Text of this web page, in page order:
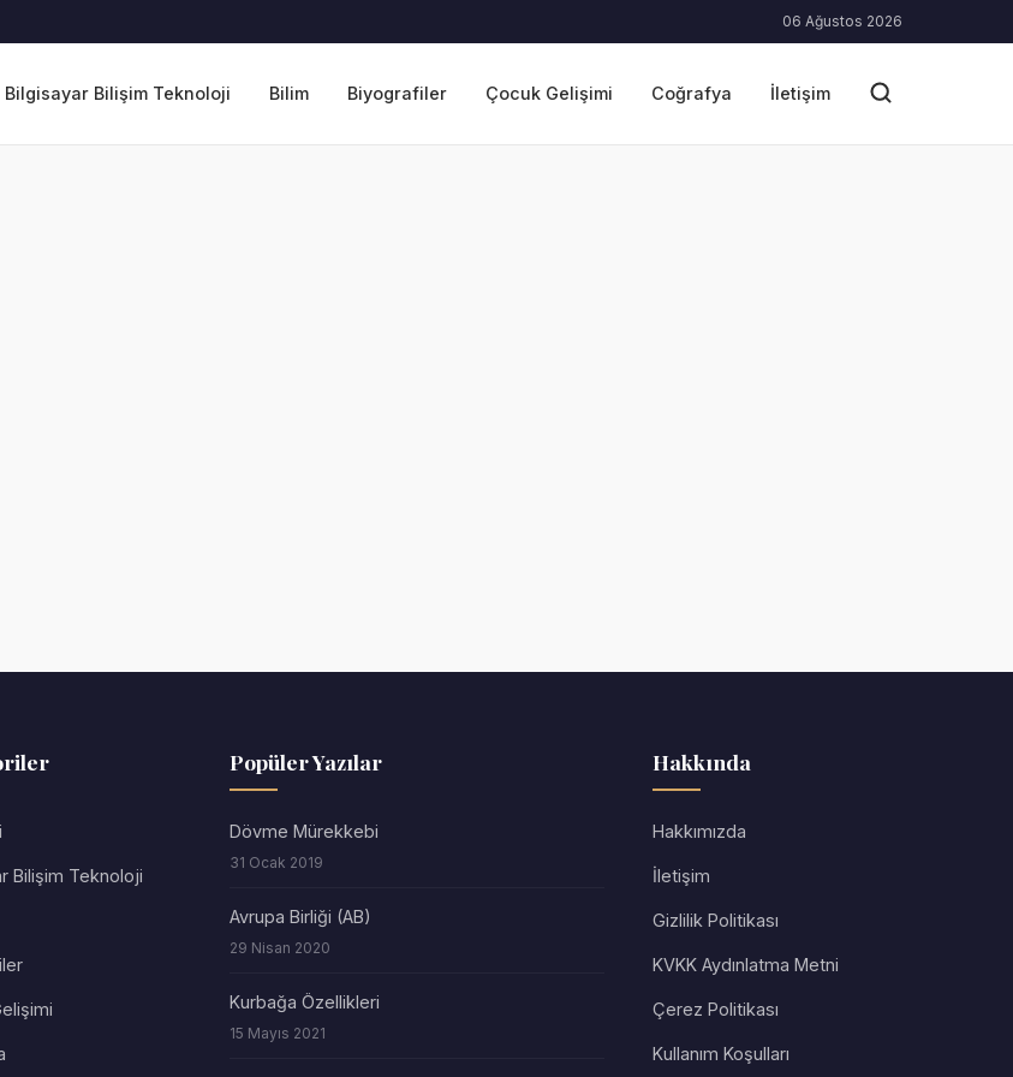
06 Ağustos 2026
Bilgisayar Bilişim Teknoloji Bilim Biyografiler Çocuk Gelişimi Coğrafya İletişim
Bilişim Teknoloji
Popüler Yazılar
Dövme Mürekkebi
31 Ocak 2019
Avrupa Birliği (AB)
29 Nisan 2020
Kurbağa Özellikleri
15 Mayıs 2021
Hakkında
Hakkımızda
İletişim
Gizlilik Politikası
KVKK Aydınlatma Metni
Çerez Politikası
Kullanım Koşulları